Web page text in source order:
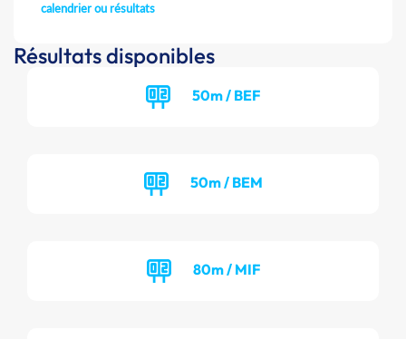
calendrier ou résultats
Résultats disponibles
50m / BEF
50m / BEM
80m / MIF